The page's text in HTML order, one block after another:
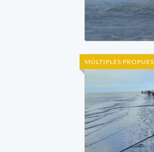
MÚLTIPLES